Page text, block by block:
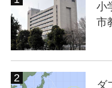
小
市
ダ